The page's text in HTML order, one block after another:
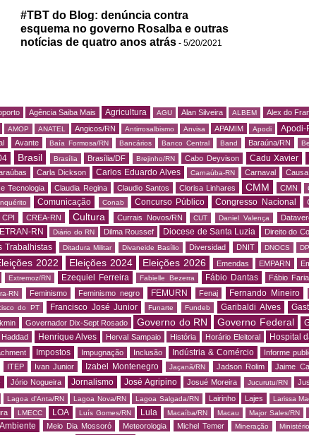
#TBT do Blog: denúncia contra
esquema no governo Rosalba e outras
notícias de quatro anos atrás - 5/20/2021
Agência Saiba Mais Agricultura AGU Alan Silveira ALBEM Alex do
AMOP ANATEL Angicos/RN Antirrosalbismo Anvisa APAMIM Apodi Apodi-
Avante Baía Formosa/RN Bancários Banco Central Band Baraúna/RN
Brasil Brasília Brasília/DF Brejinho/RN Cabo Deyvison Cadu Xavier
Carla Dickson Carlos Eduardo Alves Carnaúba-RN Carnaval
Tecnologia Claudia Regina Claudio Santos Clorisa Linhares CMM CMN
Comunicação Conab Concurso Público Congresso Nacional
CPI CREA-RN Cultura Currais Novos/RN CUT Daniel Valença
RN Diário do RN Dilma Roussef Diocese de Santa Luzia Direito do
Trabalhistas Ditadura Militar Divaneide Basílio Diversidad DNIT DNOCS
2022 Eleições 2024 Eleições 2026 Emendas EMPARN
Extremoz/RN Ezequiel Ferreira Fabielle Bezerra Fábio Dantas Fábio Faria
RN Feminismo Feminismo negro FEMURN Fenaj Fernando Mineiro
do PT Francisco José Junior Funarte Fundeb Garibaldi Alves
Governador Dix-Sept Rosado Governo do RN Governo Federal
Haddad Henrique Alves Herval Sampaio História Horário Eleitoral Hospital
Impostos Impugnação Inclusão Indústria & Comércio Informe
ITEP Ivan Junior Izabel Montenegro Jaçanã/RN Jadson Rolim Jaime
Jório Nogueira Jornalismo José Agripino Josué Moreira Jucurutu/RN
Lagoa d'Anta/RN Lagoa Nova/RN Lagoa Salgada/RN Lairinho Lajes Larissa
LMECC LOA Luís Gomes/RN Lula Macaíba/RN Macau Major Sales/RN
Meio Dia Mossoró Meteorologia Michel Temer Mineração